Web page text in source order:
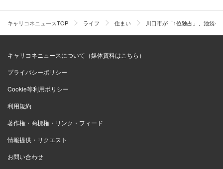
キャリコネニュースTOP ライフ 住まい 川口市が「1位独占」、池袋
キャリコネニュースについて（媒体資料はこちら）
プライバシーポリシー
Cookie等利用ポリシー
利用規約
著作権・商標権・リンク・フィード
情報提供・リクエスト
お問い合わせ